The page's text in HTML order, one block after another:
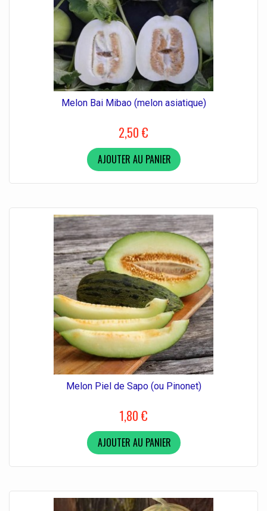
Melon Bai Mibao (melon asiatique)
2,50 €
AJOUTER AU PANIER
Melon Piel de Sapo (ou Pinonet)
1,80 €
AJOUTER AU PANIER